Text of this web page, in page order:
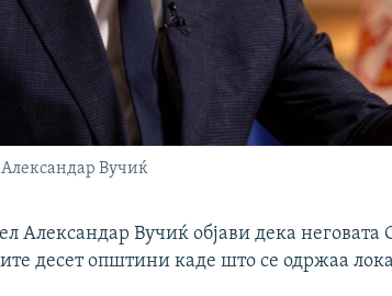
Вучиќ
Александар Вучиќ објави дека неговата
десет општини каде што се одржаа